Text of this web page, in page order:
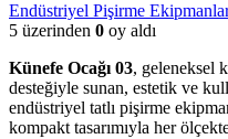
Endüstriyel Pişirme
5 üzerinden 0 oy aldı
Künefe Ocağı 03, geleneksel
desteğiyle sunan, estetik ve
endüstriyel tatlı pişirme
kompakt tasarımıyla her